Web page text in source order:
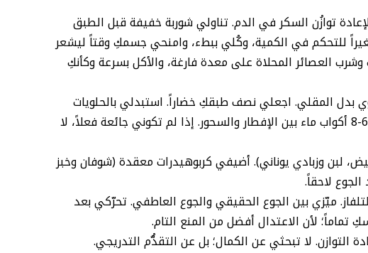
لإعادة توازُن السكر في الدم. تناولي شوربة خفيفة قبل الطبق
للتحكم في الكمية، وكُلي ببطء، وامنحي جسمكِ وقتاً ليشعر
وشرب العصائر المحلاة على معدة فارغة، والأكل بسرعة وكأنكِ
بدل المقلي. اجعلي نصف طبقكِ خضاراً. استبدلي بالحلويات
اليومية الفواكه أو تمراً مع مكسرات، واشربي 6-8 أكواب ماء بين الإفطار والسحور. إذا لم تكوني جائعة فعلاً، لا
لبن وزبادي يوناني). أضيفي كربوهيدرات معقدة (شوفان وخبز
لاحقاً.
ميّزي بين الجوع الحقيقي والجوع العاطفي. تحرّكي بعد
لا تبحثي عن الكمال؛ بل عن التقدُّم التدريجي.